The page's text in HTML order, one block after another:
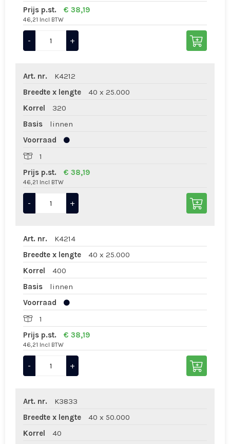
Prijs p.st. € 38,19
46,21 Incl BTW
- +
Art. nr.
K4212
Breedte x lengte
40 x 25.000
Korrel
320
Basis
linnen
Voorraad
1
Prijs p.st.
€ 38,19
46,21 Incl BTW
- +
Art. nr.
K4214
Breedte x lengte
40 x 25.000
Korrel
400
Basis
linnen
Voorraad
1
Prijs p.st.
€ 38,19
46,21 Incl BTW
- +
Art. nr.
K3833
Breedte x lengte
40 x 50.000
Korrel
40